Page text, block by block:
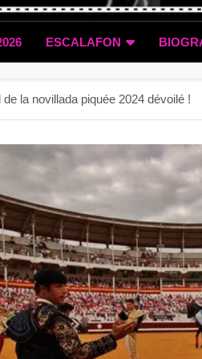
ESCALAFON
la novillada piquée 2024 dévoilé !